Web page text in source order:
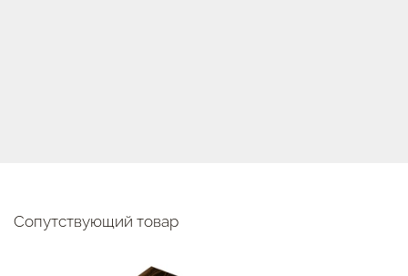
Сопутствующий товар